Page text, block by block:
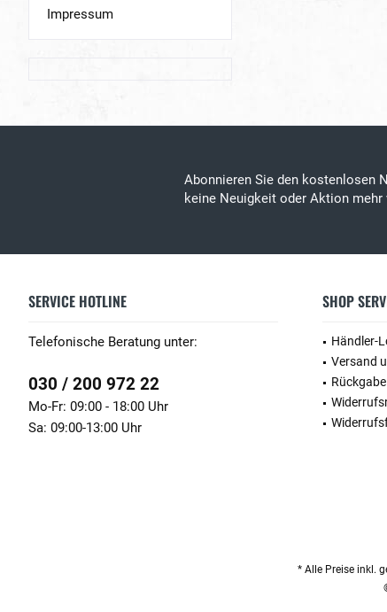
Impressum
Abonnieren Sie den kostenlosen
keine Neuigkeit oder Aktion mehr
SERVICE HOTLINE
Telefonische Beratung unter:
030 / 200 972 22
Mo-Fr: 09:00 - 18:00 Uhr
Sa: 09:00-13:00 Uhr
SHOP
Händler-
Versand
Rückgabe
* Alle Preise inkl.